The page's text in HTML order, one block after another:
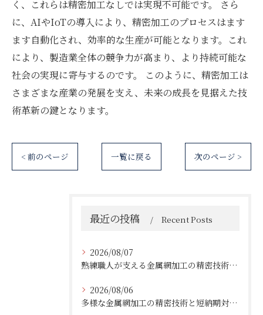
く、これらは精密加工なしでは実現不可能です。 さら
に、AIやIoTの導入により、精密加工のプロセスはます
ます自動化され、効率的な生産が可能となります。これ
により、製造業全体の競争力が高まり、より持続可能な
社会の実現に寄与するのです。 このように、精密加工は
さまざまな産業の発展を支え、未来の成長を見据えた技
術革新の鍵となります。
< 前のページ 一覧に戻る 次のページ >
最近の投稿 Recent Posts
2026/08/07
熟練職人が支える金属網加工の精密技術と柔軟対応
2026/08/06
多様な金属網加工の精密技術と短納期対応の実例